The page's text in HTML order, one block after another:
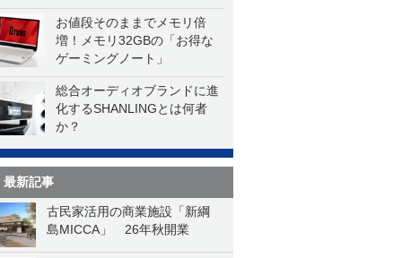
お値段そのままでメモリ倍
増！メモリ32GBの「お得な
ゲーミングノート」
総合オーディオブランドに進
化するSHANLINGとは何者
か？
最新記事
古民家活用の商業施設「新綱
島MICCA」 26年秋開業